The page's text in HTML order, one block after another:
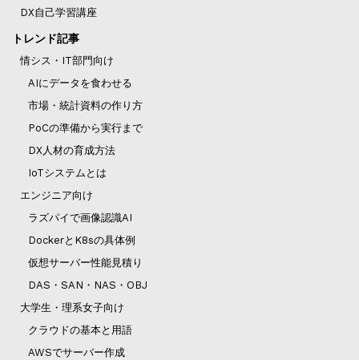
DX自己学習講座
トレンド記事
情シス・IT部門向け
AIにデータを食わせる
市場・統計資料の作り方
PoCの準備から実行まで
DX人材の育成方法
IoTシステムとは
エンジニア向け
ラズパイで画像認識AI
DockerとK8sの具体例
仮想サーバー性能見積り
DAS・SAN・NAS・OBJ
大学生・理系女子向け
クラウドの基本と用語
AWSでサーバー作成